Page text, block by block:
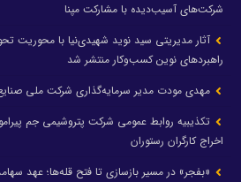
شرکت‌های آسیب‌دیده با مشارکت مپنا
آثار مدیریتی سید نوید شهیدی‌نیا با محوریت
راهبردهای نوین کسب‌وکار منتشر شد
مهدی مودت مدیر سرمایه‌گذاری شرکت ملی
تکذیبیه روابط عمومی شرکت پتروشیمی جم
اخراج کارگران رستوران
«بفجر» در مسیر بازسازی تا فتح قله‌ها؛ عهد